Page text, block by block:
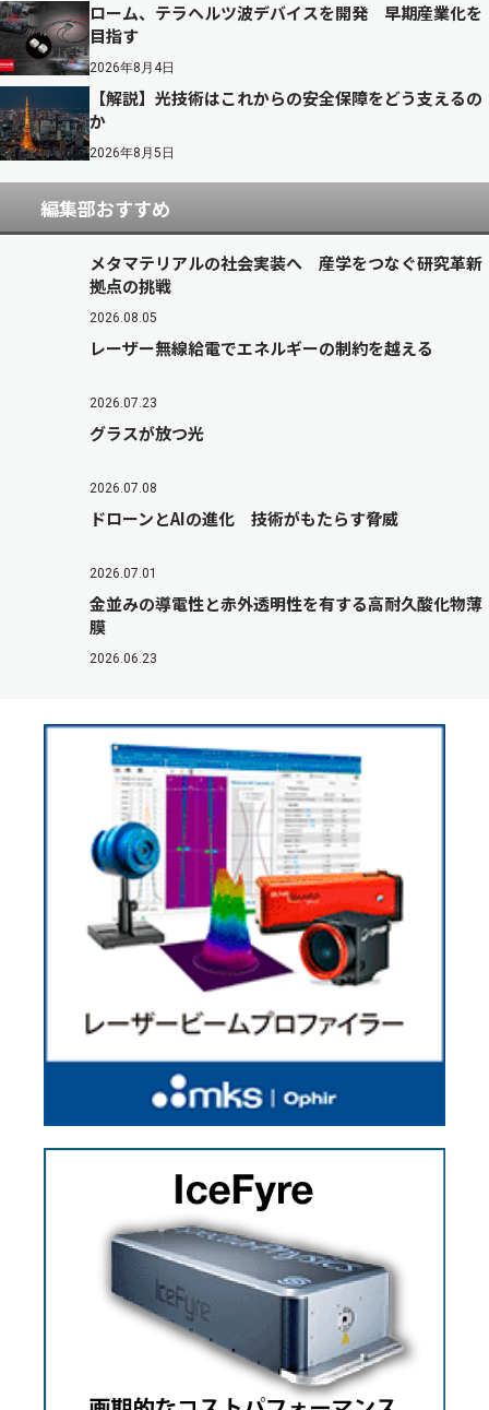
ローム、テラヘルツ波デバイスを開発 早期産業化を
目指す
2026年8月4日
【解説】光技術はこれからの安全保障をどう支えるの
か
2026年8月5日
編集部おすすめ
メタマテリアルの社会実装へ 産学をつなぐ研究革新
拠点の挑戦
2026.08.05
レーザー無線給電でエネルギーの制約を越える
2026.07.23
グラスが放つ光
2026.07.08
ドローンとAIの進化 技術がもたらす脅威
2026.07.01
金並みの導電性と赤外透明性を有する高耐久酸化物薄
膜
2026.06.23